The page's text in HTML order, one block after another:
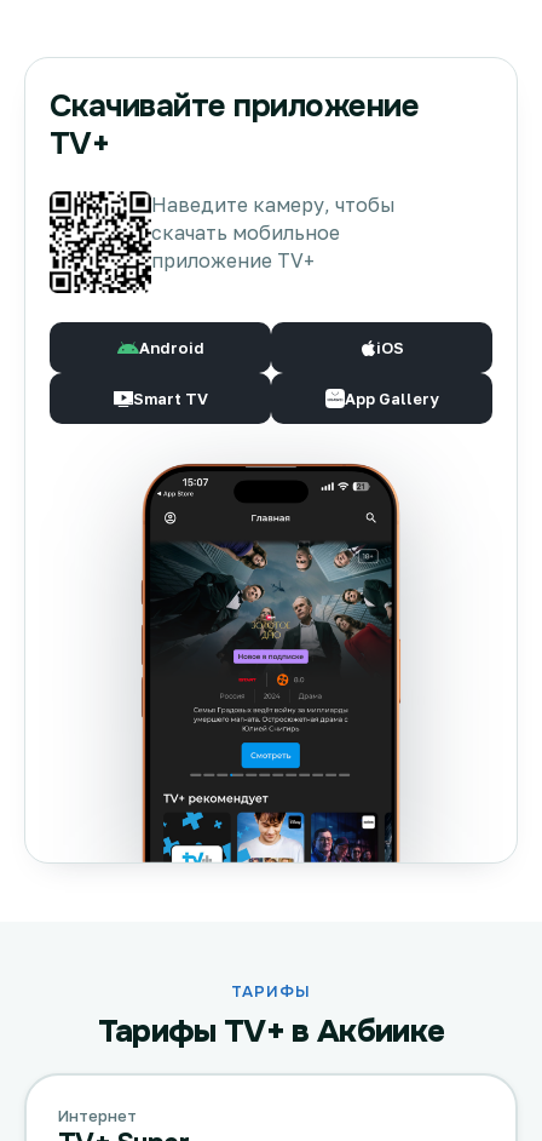
Скачивайте приложение
TV+
Наведите камеру, чтобы
скачать мобильное
приложение TV+
Android iOS
Smart TV App Gallery
ТАРИФЫ
Тарифы TV+ в Акбиике
Интернет